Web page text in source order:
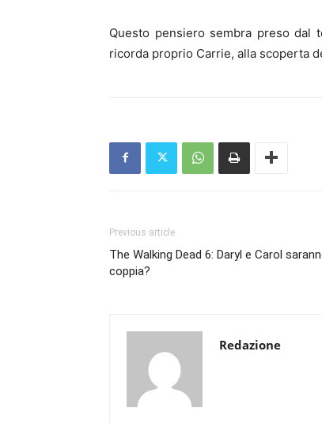
Questo pensiero sembra preso dal
ricorda proprio Carrie, alla scoperta
Previous article
The Walking Dead 6: Daryl e Carol
coppia?
Redazione